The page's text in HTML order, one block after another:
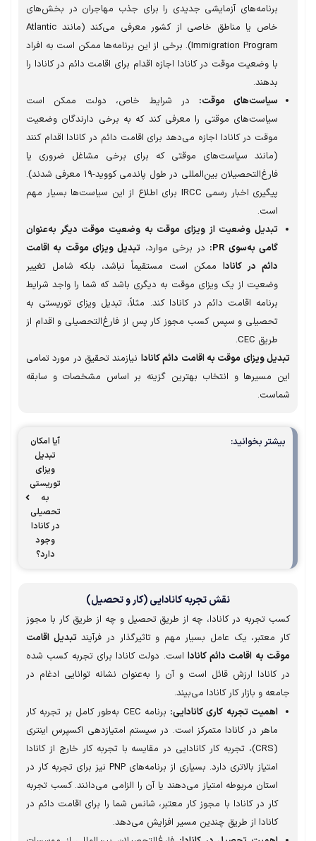
برنامه‌های آزمایشی جدیدی را برای جذب مهاجران در بخش‌های
خاص یا مناطق خاصی از کشور معرفی می‌کند (مانند Atlantic
Immigration Program). برخی از این برنامه‌ها ممکن است به افراد
با وضعیت موقت در کانادا اجازه اقدام برای اقامت دائم در کانادا را
سیاست‌های موقت: در شرایط خاص، دولت ممکن است
سیاست‌های موقتی را معرفی کند که به برخی دارندگان وضعیت
موقت در کانادا اجازه می‌دهد برای اقامت دائم در کانادا اقدام کنند
(مانند سیاست‌های موقتی که برای برخی مشاغل ضروری یا
فارغ‌التحصیلان بین‌المللی در طول پاندمی کووید-۱۹ معرفی شدند).
پیگیری اخبار رسمی IRCC برای اطلاع از این سیاست‌ها بسیار مهم
تبدیل وضعیت از ویزای موقت به وضعیت موقت دیگر به‌عنوان
گامی به‌سوی PR:
در برخی موارد،تبدیل ویزای موقت به اقامت
دائم در کانادا ممکن است مستقیماً نباشد، بلکه شامل تغییر
وضعیت از یک ویزای موقت به دیگری باشد که شما را واجد شرایط
برنامه اقامت دائم در کانادا کند. مثلاً، تبدیل ویزای توریستی به
تحصیلی و سپس کسب مجوز کار پس از فارغ‌التحصیلی و اقدام از
ویزای موقت به اقامت دائم کانادانیازمند تحقیق در مورد تمامی
مسیرها و انتخاب بهترین گزینه بر اساس مشخصات و سابقه
بخوانید:
نقش تجربه کانادایی (کار و تحصیل)
تجربه در کانادا، چه از طریق تحصیل و چه از طریق کار با مجوز
معتبر، یک عامل بسیار مهم و تاثیرگذار در فرآیندتبدیل اقامت
به اقامت دائم کانادااست. دولت کانادا برای تجربه کسب شده
کانادا ارزش قائل است و آن را به‌عنوان نشانه توانایی ادغام در
و بازار کار کانادا می‌بیند.
اهمیت تجربه کاری کانادایی:
برنامه CEC به‌طور کامل بر تجربه کار
ماهر در کانادا متمرکز است. در سیستم امتیازدهی اکسپرس اینتری
(CRS)، تجربه کار کانادایی در مقایسه با تجربه کار خارج از کانادا
امتیاز بالاتری دارد. بسیاری از برنامه‌های PNP نیز برای تجربه کار در
استان مربوطه امتیاز می‌دهند یا آن را الزامی می‌دانند. کسب تجربه
کار در کانادا با مجوز کار معتبر، شانس شما را برای اقامت دائم در
کانادا از طریق چندین مسیر افزایش می‌دهد.